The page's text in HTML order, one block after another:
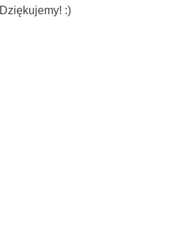
Dziękujemy! :)